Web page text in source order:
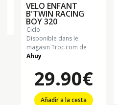
VELO ENFANT
B'TWIN RACING
BOY 320
ciclo
Disponible dans le
magasin Troc.com de
Ahuy
29.90€
Añadir a la cesta